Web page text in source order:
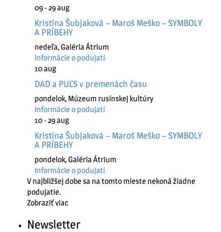
09 - 29aug
Kristína Šubjaková – Maroš Meško – SYMBOLY
A PRÍBEHY
nedeľa,Galéria Átrium
Informácie o podujatí
10aug
DAD a PUĽS v premenách času
pondelok, Múzeum rusínskej kultúry
Informácie o podujatí
10 - 29aug
Kristína Šubjaková – Maroš Meško – SYMBOLY
A PRÍBEHY
pondelok,Galéria Átrium
Informácie o podujatí
V najbližšej dobe sa na tomto mieste nekoná žiadne
podujatie.
Zobraziť viac
Newsletter